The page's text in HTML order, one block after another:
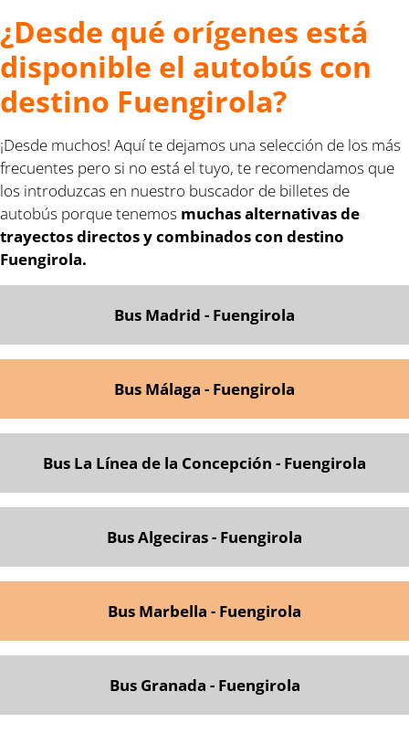
¿Desde qué orígenes está
disponible el autobús con
destino Fuengirola?
¡Desde muchos! Aquí te dejamos una selección de los más
frecuentes pero si no está el tuyo, te recomendamos que
los introduzcas en nuestro buscador de billetes de
autobús porque tenemos muchas alternativas de
trayectos directos y combinados con destino
Fuengirola.
Bus Madrid - Fuengirola
Bus Málaga - Fuengirola
Bus La Línea de la Concepción - Fuengirola
Bus Algeciras - Fuengirola
Bus Marbella - Fuengirola
Bus Granada - Fuengirola